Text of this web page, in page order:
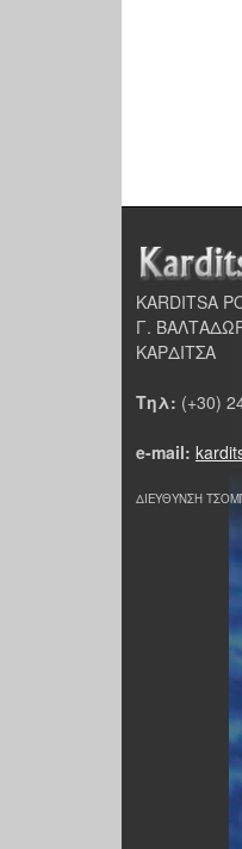
KARDITSA
Γ.
ΚΑΡΔΙΤΣΑ
Τηλ: (+30)
e-mail:
ΔΙΕΥΘΥΝΣΗ